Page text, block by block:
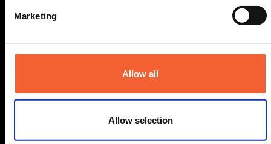
Marketing
Allow all
Allow selection